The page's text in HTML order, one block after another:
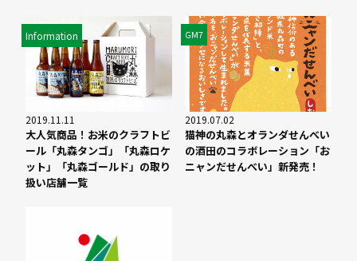
2019.11.11
Information
大人気商品！お米のクラフトビ
ール「丸森タンゴ」「丸森ロケ
ット」「丸森ゴールド」の取り
扱い店舗一覧
2019.07.02
GM7
猫神の丸森とオランダせんべい
の酒田のコラボレーション「お
ニャンだせんべい」新発売！